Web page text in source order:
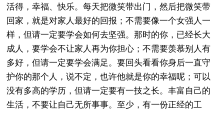
活得，幸福、快乐。每天把微笑带出门，然后把微笑带
回家，就是对家人最好的回报；不需要像一个女强人一
样，但请一定要学会如何去坚强。那时的你，已经长大
成人，要学会不让家人再为你担心；不需要羡慕别人有
多好，但请一定要学会满足。要回头看看你身后一直守
护你的那个人，说不定，也许他就是你的幸福呢；可以
没有多高的学历，但请一定要有一技之长。丰富自己的
生活，不要让自己无所事事。至少，有一份正经的工